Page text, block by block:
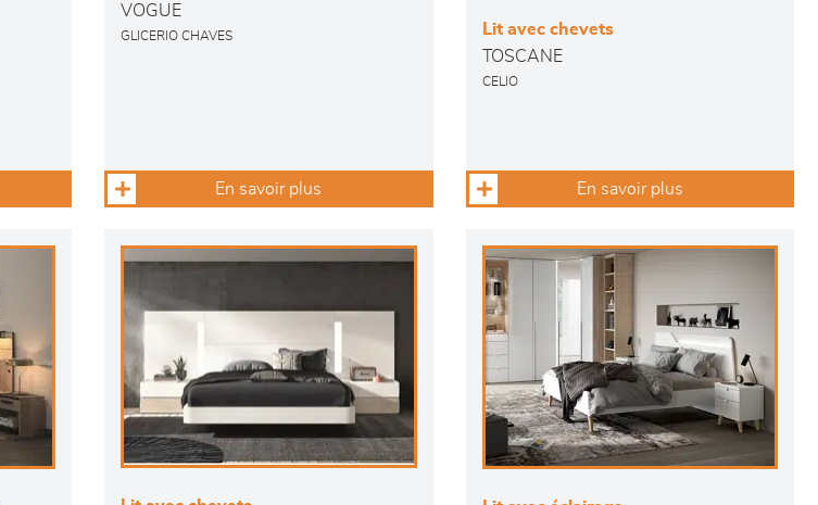
VOGUE
GLICERIO CHAVES
En savoir plus
Lit avec chevets
TOSCANE
CELIO
En savoir plus